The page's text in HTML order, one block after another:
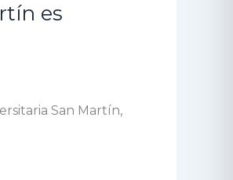
es
San Martín,